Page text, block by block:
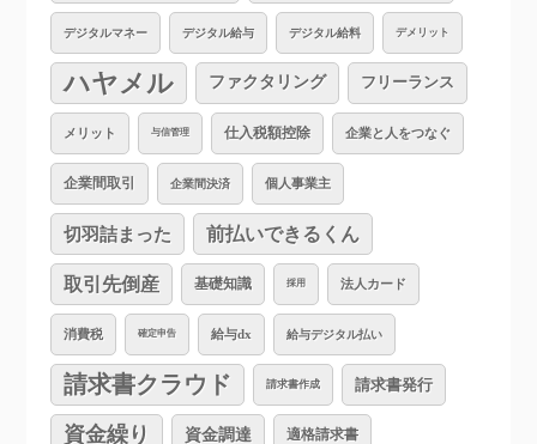
デジタルマネー デジタル給与 デジタル給料 デメリット
ハヤメル ファクタリング フリーランス
メリット 与信管理 仕入税額控除 企業と人をつなぐ
企業間取引 企業間決済 個人事業主
切羽詰まった 前払いできるくん
取引先倒産 基礎知識 採用 法人カード
消費税 確定申告 給与dx 給与デジタル払い
請求書クラウド 請求書作成 請求書発行
資金繰り 資金調達 適格請求書